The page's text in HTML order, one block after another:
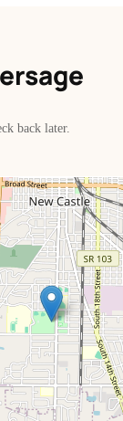
back later.